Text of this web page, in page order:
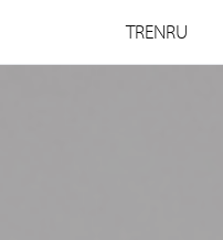
TRENRU